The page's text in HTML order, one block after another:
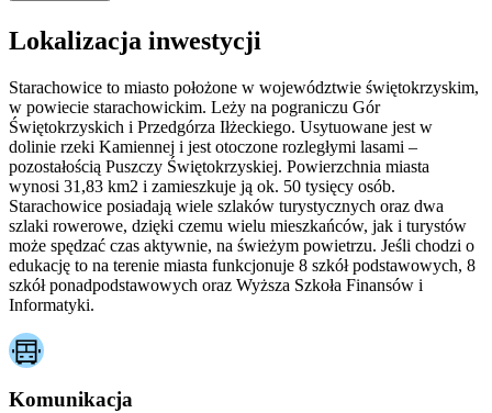
Lokalizacja inwestycji
Starachowice to miasto położone w województwie świętokrzyskim,
w powiecie starachowickim. Leży na pograniczu Gór
Świętokrzyskich i Przedgórza Iłżeckiego. Usytuowane jest w
dolinie rzeki Kamiennej i jest otoczone rozległymi lasami –
pozostałością Puszczy Świętokrzyskiej. Powierzchnia miasta
wynosi 31,83 km2 i zamieszkuje ją ok. 50 tysięcy osób.
Starachowice posiadają wiele szlaków turystycznych oraz dwa
szlaki rowerowe, dzięki czemu wielu mieszkańców, jak i turystów
może spędzać czas aktywnie, na świeżym powietrzu. Jeśli chodzi o
edukację to na terenie miasta funkcjonuje 8 szkół podstawowych, 8
szkół ponadpodstawowych oraz Wyższa Szkoła Finansów i
Informatyki.
Komunikacja